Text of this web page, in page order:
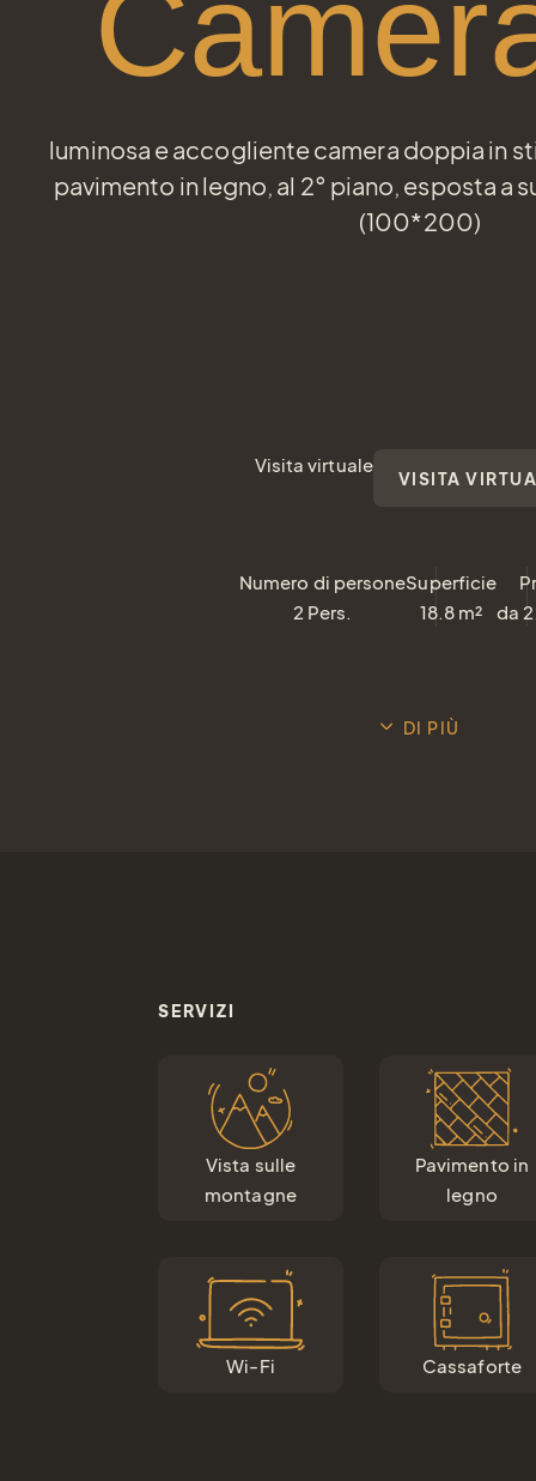
luminosa e accogliente camera doppia in
pavimento in legno, al 2° piano, esposta a
(100*200)
Visita virtuale
VISITA
Numero di persone
2 Pers.
Superficie
18.8 m²
da
DI PIÙ
SERVIZI
Vista sulle
montagne
Pavimento in
legno
Wi-Fi Cassaforte